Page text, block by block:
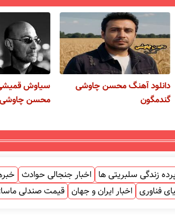
دانلود آهنگ محسن چاوشی
گندمگون
سیاوش
محسن چاوشی
زندگی سلبریتی ها اخبار جنجالی حوادث
فناوری اخبار ایران و جهان قیمت صندلی